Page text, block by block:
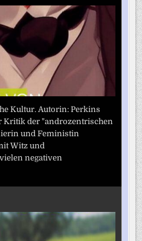
Kultur. Autorin: Perkins
Kritik der "androzentrischen
und Feministin
Witz und
negativen